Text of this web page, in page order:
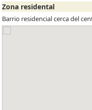
Zona residental
Barrio residencial cerca del